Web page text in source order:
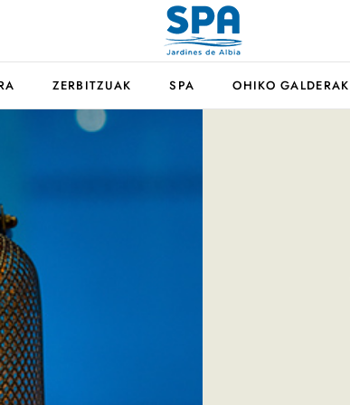
ZERBITZUAK SPA OHIKO GALDERAK